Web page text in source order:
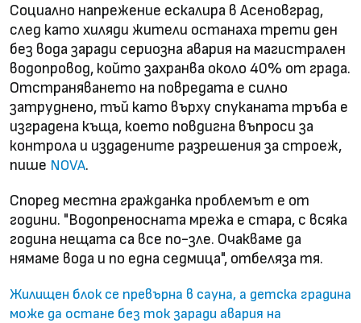
Социално напрежение ескалира в Асеновград,
след като хиляди жители останаха трети ден
без вода заради сериозна авария на магистрален
водопровод, който захранва около 40% от града.
Отстраняването на повредата е силно
затруднено, тъй като върху спуканата тръба е
изградена къща, което повдигна въпроси за
контрола и издадените разрешения за строеж,
пише NOVA.
Според местна гражданка проблемът е от
години. "Водопреносната мрежа е стара, с всяка
година нещата са все по-зле. Очакваме да
нямаме вода и по една седмица", отбеляза тя.
Жилищен блок се превърна в сауна, а детска градина
може да остане без ток заради авария на